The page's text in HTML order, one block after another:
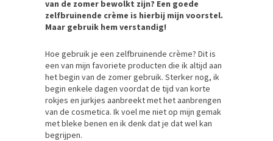
van de zomer bewolkt zijn? Een goede
zelfbruinende crème is hierbij mijn voorstel.
Maar gebruik hem verstandig!
Hoe gebruik je een zelfbruinende crème? Dit is
een van mijn favoriete producten die ik altijd aan
het begin van de zomer gebruik. Sterker nog, ik
begin enkele dagen voordat de tijd van korte
rokjes en jurkjes aanbreekt met het aanbrengen
van de cosmetica. Ik voel me niet op mijn gemak
met bleke benen en ik denk dat je dat wel kan
begrijpen.